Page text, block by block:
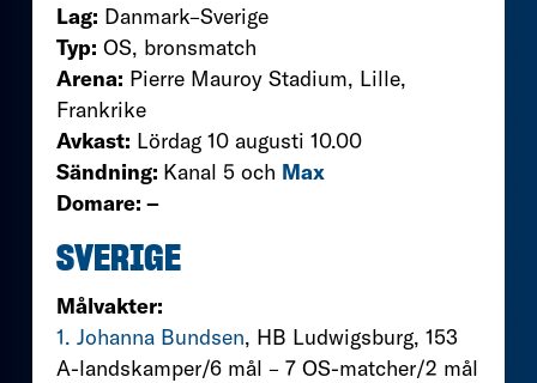
Lag: Danmark–Sverige
Typ: OS, bronsmatch
Arena: Pierre Mauroy Stadium, Lille,
Frankrike
Avkast: Lördag 10 augusti 10.00
Sändning: Kanal 5 och Max
Domare: –
SVERIGE
Målvakter:
1. Johanna Bundsen, HB Ludwigsburg, 153
A-landskamper/6 mål – 7 OS-matcher/2 mål